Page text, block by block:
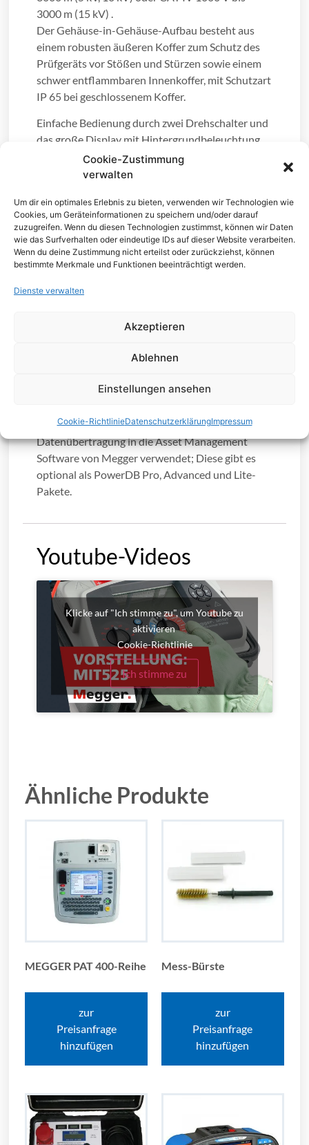
Cookie-Zustimmung
verwalten
Um dir ein optimales Erlebnis zu bieten, verwenden wir Technologien wie
Cookies, um Geräteinformationen zu speichern und/oder darauf
zuzugreifen. Wenn du diesen Technologien zustimmst, können wir Daten
wie das Surfverhalten oder eindeutige IDs auf dieser Website verarbeiten.
Wenn du deine Zustimmung nicht erteilst oder zurückziehst, können
bestimmte Merkmale und Funktionen beeinträchtigt werden.
Dienste verwalten
Akzeptieren
Ablehnen
Einstellungen ansehen
Cookie-RichtlinieDatenschutzerklärungImpressum
3000 m (15 kV) .
Der Gehäuse-in-Gehäuse-Aufbau besteht aus
einem robusten äußeren Koffer zum Schutz des
Prüfgeräts vor Stößen und Stürzen sowie einem
schwer entflammbaren Innenkoffer, mit Schutzart
IP 65 bei geschlossenem Koffer.
Einfache Bedienung durch zwei Drehschalter und
das große Display mit Hintergrundbeleuchtung,
dieses ermöglicht das gleichzeitige Darstellen von
mehreren Ergebnissen.
Im Isolationsprüfmodus stehen fünf
voreingestellte Spannungsbereiche sowie ein vom
Anwender einstellbarer Spannungsbereich zur
Verfügung. Zu den vorkonfigurierten
diagnostischen Prüfungen gehören
Absorptionsverhältnis (DAR), dielektrische
Im erweiterten Datenspeicher werden die
versehen, Daten aufgezeichnet und Ergebnisse
vollisolierte USB-Schnittstelle wird zur sicheren
Datenübertragung in die Asset Management
Software von Megger verwendet; Diese gibt es
optional als PowerDB Pro, Advanced und Lite-
Pakete.
Youtube-Videos
Klicke auf "Ich stimme zu", um Youtube zu
aktivieren
Cookie-Richtlinie
Ich stimme zu
Ähnliche Produkte
MEGGER PAT 400-Reihe
zur
Preisanfrage
hinzufügen
Mess-Bürste
zur
Preisanfrage
hinzufügen